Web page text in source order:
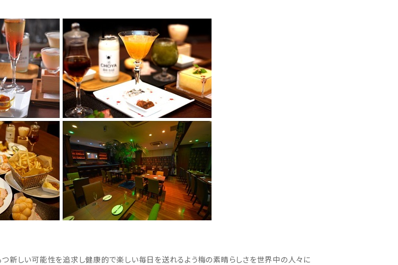
つ新しい可能性を追求し健康的で楽しい毎日を送れるよう梅の素晴らしさを世界中の人々に